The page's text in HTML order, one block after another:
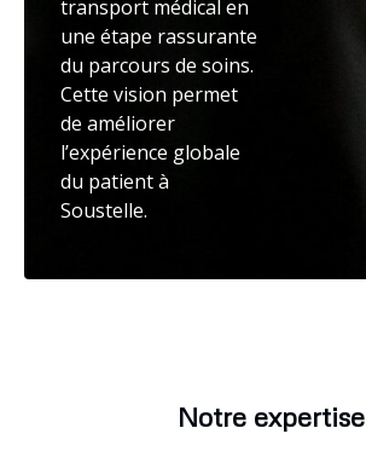
transport médical en
une étape rassurante
du parcours de soins.
Cette vision permet
de améliorer
l’expérience globale
du patient à
Soustelle.
Notre expertise